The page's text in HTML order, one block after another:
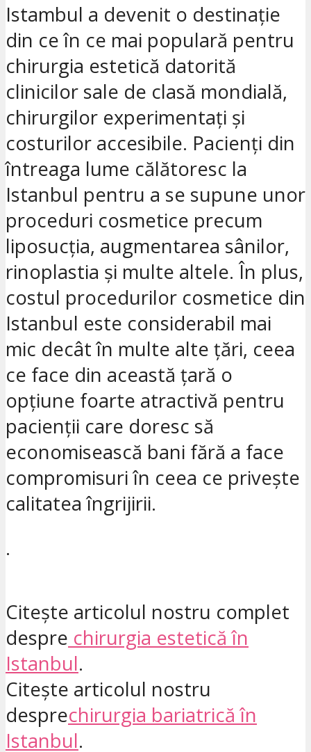
Istambul a devenit o destinație
din ce în ce mai populară pentru
chirurgia estetică datorită
clinicilor sale de clasă mondială,
chirurgilor experimentați și
costurilor accesibile. Pacienți din
întreaga lume călătoresc la
Istanbul pentru a se supune unor
proceduri cosmetice precum
liposucția, augmentarea sânilor,
rinoplastia și multe altele. În plus,
costul procedurilor cosmetice din
Istanbul este considerabil mai
mic decât în multe alte țări, ceea
ce face din această țară o
opțiune foarte atractivă pentru
pacienții care doresc să
economisească bani fără a face
compromisuri în ceea ce privește
calitatea îngrijirii.
.
Citește articolul nostru complet
despre chirurgia estetică în
Istanbul.
Citește articolul nostru
desprechirurgia bariatrică în
Istanbul.